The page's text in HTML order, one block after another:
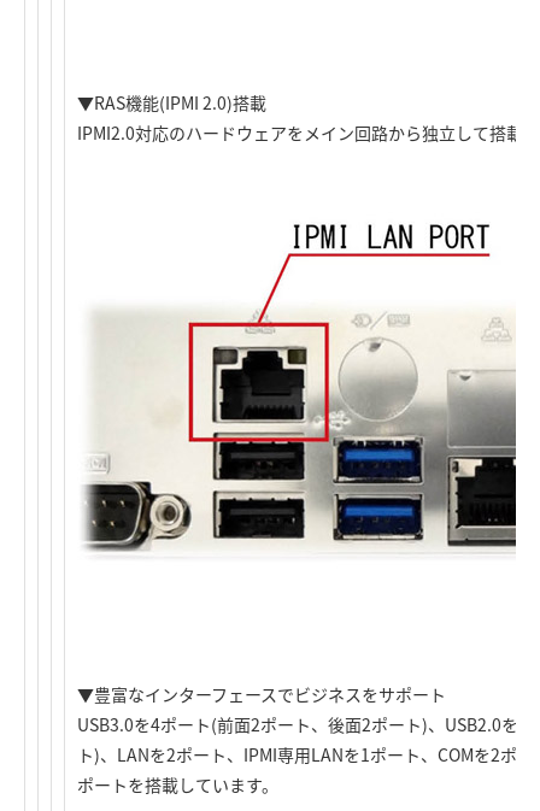
▼RAS機能(IPMI 2.0)搭載
IPMI2.0対応のハードウェアをメイン回路から独立して搭載
▼豊富なインターフェースでビジネスをサポート
USB3.0を4ポート(前面2ポート、後面2ポート)、USB2.0を4
ト)、LANを2ポート、IPMI専用LANを1ポート、COMを2ポ
ポートを搭載しています。